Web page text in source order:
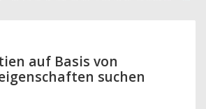
auf Basis von
suchen